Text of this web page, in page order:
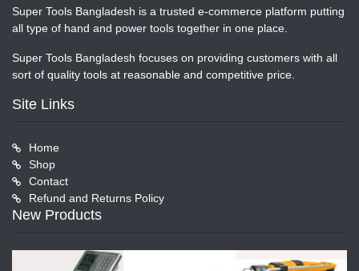
Super Tools Bangladesh is a trusted e-commerce platform putting
all type of hand and power tools together in one place.
Super Tools Bangladesh focuses on providing customers with all
sort of quality tools at reasonable and competitive price.
Site Links
Home
Shop
Contact
Refund and Returns Policy
New Products